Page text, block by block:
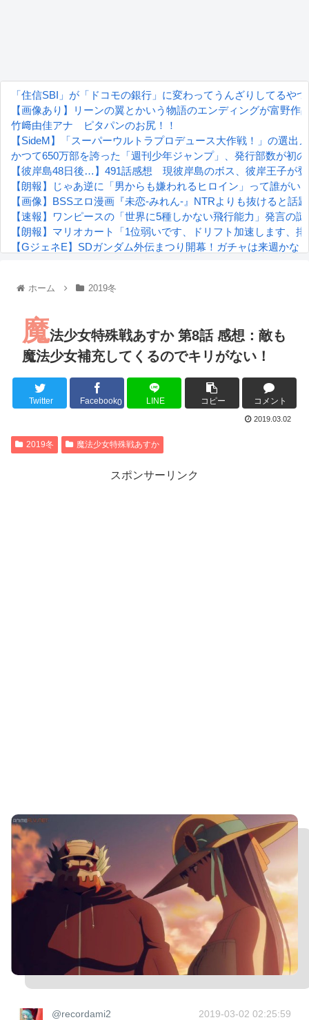
「住信SBI」が「ドコモの銀行」に変わってうんざりしてるや
【画像あり】リーンの翼とかいう物語のエンディングが富野作
竹﨑由佳アナ ピタパンのお尻！！
【SideM】「スーパーウルトラプロデュース大作戦！」の選出
かつて650万部を誇った「週刊少年ジャンプ」、発行部数が初
【彼岸島48日後…】491話感想 現彼岸島のボス、彼岸王子が
【朗報】じゃあ逆に「男からも嫌われるヒロイン」って誰がい
【画像】BSSヱロ漫画『未恋-みれん-』NTRよりも抜けると話
【速報】ワンピースの「世界に5種しかない飛行能力」発言の
【朗報】マリオカート「1位弱いです、ドリフト加速します、
【GジェネE】SDガンダム外伝まつり開幕！ガチャは来週かな？
『進撃の巨人』で一番面白いところってｗｗｗｗｗ
るろうに剣心 -明治剣客浪漫譚- 京都動乱 第33話の感想
同盟、帝国、フェザーン。生まれるなら何処がいいか問題！
ホーム 2019冬
魔法少女特殊戦あすか 第8話 感想：敵も
魔法少女補充してくるのでキリがない！
Twitter Facebook0 LINE コピー コメント
2019.03.02
2019冬 魔法少女特殊戦あすか
スポンサーリンク
@recordami2 2019-03-02 02:25:59